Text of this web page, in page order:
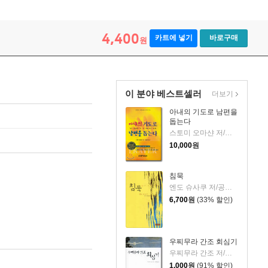
4,400원 카트에 넣기 바로구매
이 분야 베스트셀러
아내의 기도로 남편을
돕는다
스토미 오마샨 저/김태곤 역
10,000원
침묵
6,700원 (33% 할인)
우찌무라 간조 회심기
1,000원 (91% 할인)
더보기